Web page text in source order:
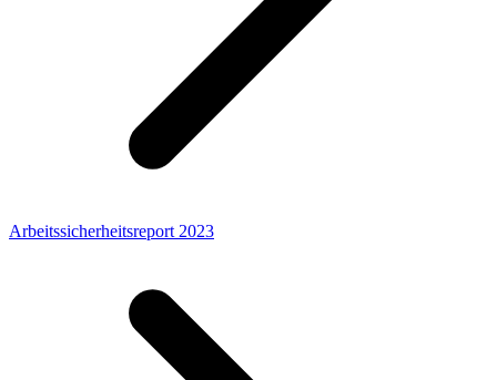
Arbeitssicherheitsreport 2023